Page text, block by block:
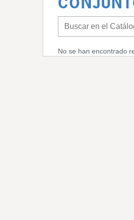
No se han encontrado